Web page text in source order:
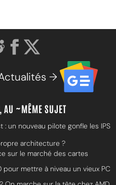
→
AU ~MÊME SUJET
un nouveau pilote gonfle les IPS
architecture ?
sur le marché des cartes
pour mettre à niveau un vieux PC